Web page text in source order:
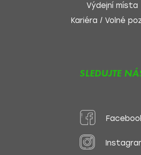
Výdejní místa
Kariéra / Volné
SLEDUJTE